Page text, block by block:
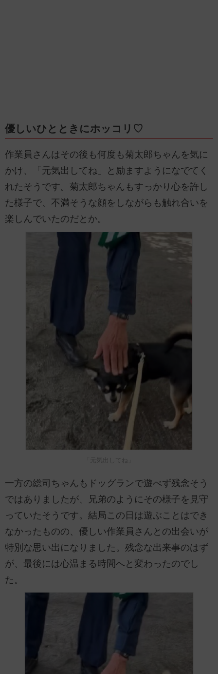
優しいひとときにホッコリ♡
作業員さんはその後も何度も菊太郎ちゃんを気に
かけ、「元気出してね」と励ますようになでてく
れたそうです。菊太郎ちゃんもすっかり心を許し
た様子で、不満そうな顔をしながらも触れ合いを
楽しんでいたのだとか。
「元気出してね」
一方の総司ちゃんもドッグランで遊べず残念そう
ではありましたが、兄弟のようにその様子を見守
っていたそうです。結局この日は遊ぶことはでき
なかったものの、優しい作業員さんとの出会いが
特別な思い出になりました。残念な出来事のはず
が、最後には心温まる時間へと変わったのでし
た。